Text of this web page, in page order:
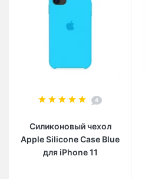
4
Силиконовый чехол
Apple Silicone Case Blue
для iPhone 11